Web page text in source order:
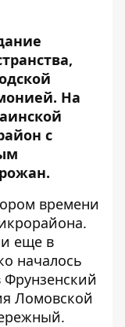
На
с
времени
еще в
началось
Ломовской